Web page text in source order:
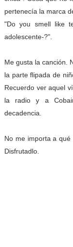
pertenecía la marca
"Do you smell like
adolescente-?".
Me gusta la canción.
la parte flipada de
Recuerdo ver aquel
la radio y a
decadencia.
No me importa a qué
Disfrutadlo.